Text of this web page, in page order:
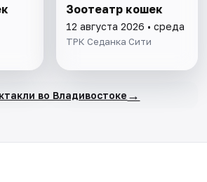
Зоотеатр кошек
12 августа 2026 • среда
ТРК Седанка Сити
во Владивостоке →